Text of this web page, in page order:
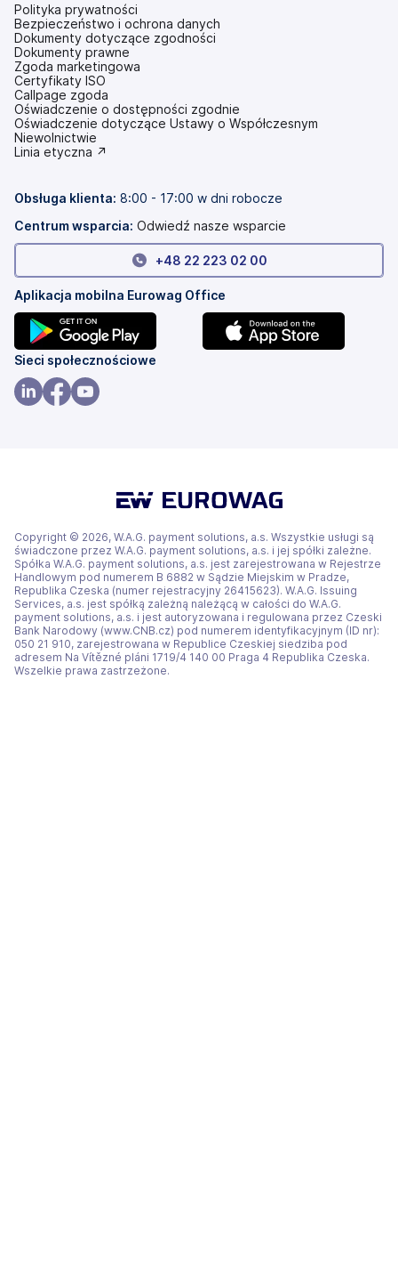
Polityka prywatności
Bezpieczeństwo i ochrona danych
Dokumenty dotyczące zgodności
Dokumenty prawne
Zgoda marketingowa
Certyfikaty ISO
Callpage zgoda
Oświadczenie o dostępności zgodnie
(otwiera
się
w
Oświadczenie dotyczące Ustawy o Współczesnym
Niewolnictwie
(otwiera
nowej
karcie)
Linia etyczna ↗
Obsługa klienta: 8:00 - 17:00 w dni robocze
Centrum wsparcia: Odwiedź nasze wsparcie
+48 22 223 02 00
Aplikacja mobilna Eurowag Office
(otwiera
się
w
Sieci społecznościowe
Copyright © 2026, W.A.G. payment solutions, a.s. Wszystkie usługi są
świadczone przez W.A.G. payment solutions, a.s. i jej spółki zależne.
Spółka W.A.G. payment solutions, a.s. jest zarejestrowana w Rejestrze
Handlowym pod numerem B 6882 w Sądzie Miejskim w Pradze,
Republika Czeska (numer rejestracyjny 26415623). W.A.G. Issuing
Services, a.s. jest spółką zależną należącą w całości do W.A.G.
payment solutions, a.s. i jest autoryzowana i regulowana przez Czeski
Bank Narodowy (www.CNB.cz) pod numerem identyfikacyjnym (ID nr):
050 21 910, zarejestrowana w Republice Czeskiej siedziba pod
adresem Na Vítězné pláni 1719/4 140 00 Praga 4 Republika Czeska.
Wszelkie prawa zastrzeżone.